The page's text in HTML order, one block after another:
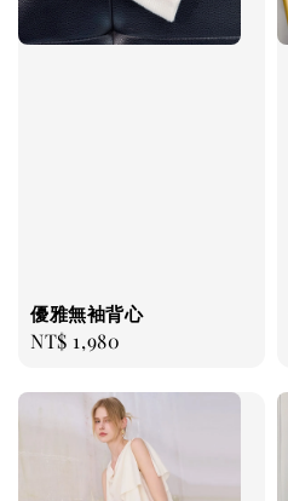
優雅無袖背心
Regular
NT$ 1,980